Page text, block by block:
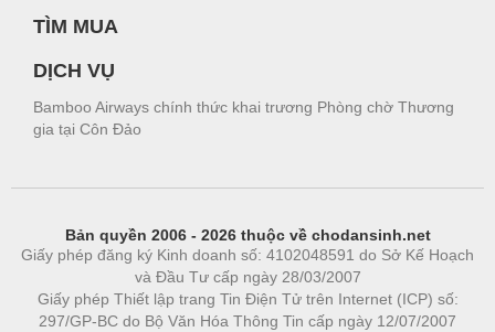
TÌM MUA
DỊCH VỤ
Bamboo Airways chính thức khai trương Phòng chờ Thương
gia tại Côn Đảo
Bản quyền 2006 - 2026 thuộc về chodansinh.net
Giấy phép đăng ký Kinh doanh số: 4102048591 do Sở Kế Hoạch
và Đầu Tư cấp ngày 28/03/2007
Giấy phép Thiết lập trang Tin Điện Tử trên Internet (ICP) số:
297/GP-BC do Bộ Văn Hóa Thông Tin cấp ngày 12/07/2007